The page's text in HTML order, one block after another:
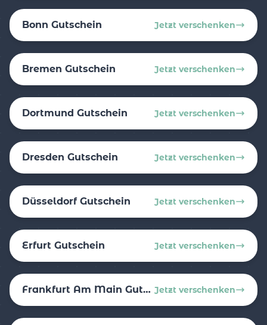
Bonn Gutschein Jetzt verschenken
Bremen Gutschein Jetzt verschenken
Dortmund Gutschein Jetzt verschenken
Dresden Gutschein Jetzt verschenken
Düsseldorf Gutschein Jetzt verschenken
Erfurt Gutschein Jetzt verschenken
Frankfurt Am Main Gutschein Jetzt verschenken